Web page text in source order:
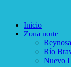
Inicio
Zona norte
Reynosa
Río
Nuevo